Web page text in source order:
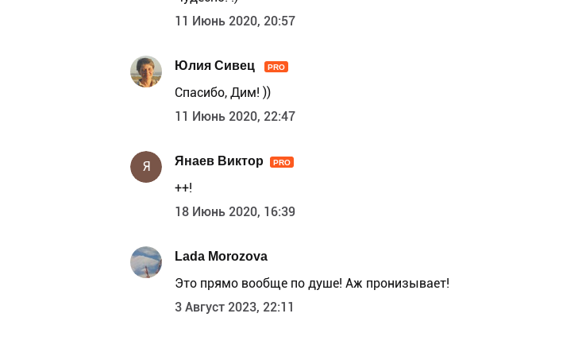
11 Июнь 2020, 20:57
Юлия Сивец PRO
Спасибо, Дим! ))
11 Июнь 2020, 22:47
Я Янаев Виктор PRO
++!
18 Июнь 2020, 16:39
Lada Morozova
Это прямо вообще по душе! Аж пронизывает!
3 Август 2023, 22:11